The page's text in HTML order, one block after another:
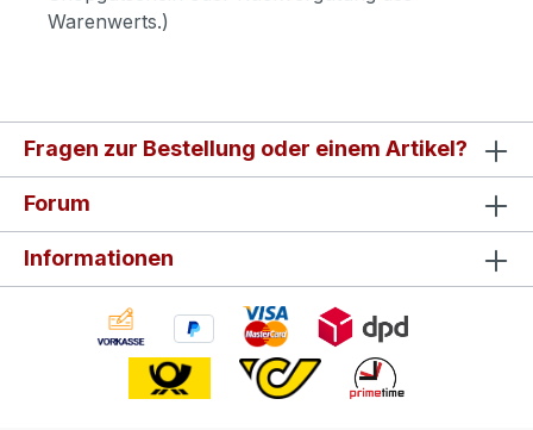
Warenwerts.)
Fragen zur Bestellung oder einem Artikel?
Forum
Informationen